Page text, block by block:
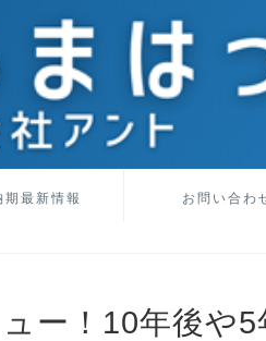
期最新情報 お問い合わ
ー！10年後や